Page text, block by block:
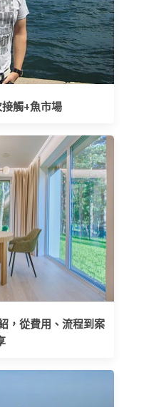
觸+魚市場
，從費用、流程到案